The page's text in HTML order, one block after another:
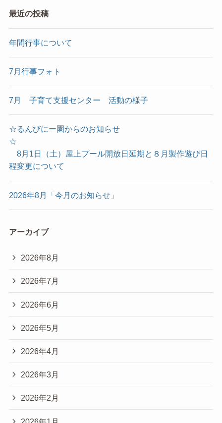
最近の投稿
年間行事について
7月行事フォト
7月 子育て支援センター 活動の様子
☆るんびにー園からのお知らせ
☆
8月1日（土）屋上プール開放日延期と８月製作遊び日
程変更について
2026年8月「今月のお知らせ」
アーカイブ
2026年8月
2026年7月
2026年6月
2026年5月
2026年4月
2026年3月
2026年2月